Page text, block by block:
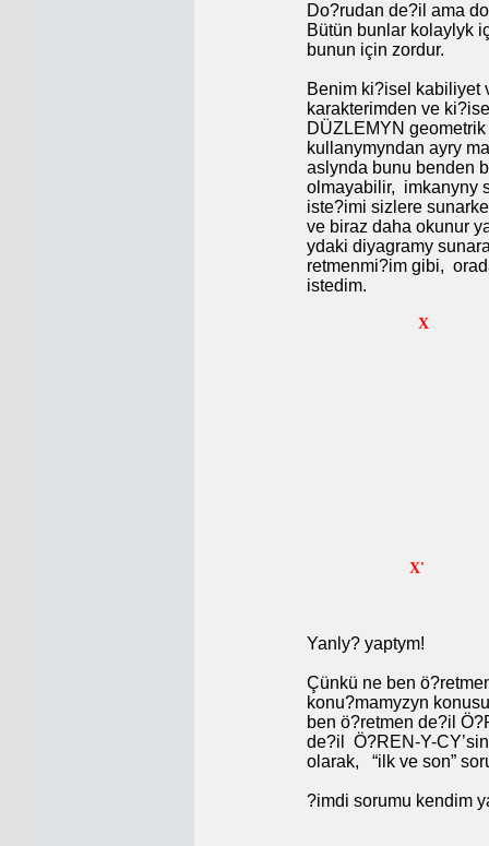
Do?rudan de?il ama
Bütün bunlar kolaylyk
bunun için zordur.
Benim ki?isel kabiliyet
karakterimden ve
DÜZLEMYN
kullanymyndan ayry
aslynda bunu benden
olmayabilir, imkanyny
iste?imi sizlere
ve biraz daha okunur
ydaki diyagramy
retmenmi?im gibi,
istedim.
X
X'
Yanly? yaptym!
Çünkü ne ben
konu?mamyzyn
ben ö?retmen de?il
de?il
Ö?REN-Y-
olarak,
“ilk ve son”
?imdi sorumu kendim